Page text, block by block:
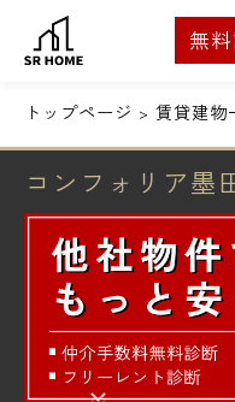
無
トップページ 賃貸建物
コンフォリア墨